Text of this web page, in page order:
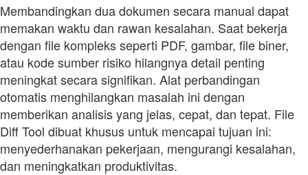
Membandingkan dua dokumen secara manual dapat
memakan waktu dan rawan kesalahan. Saat bekerja
dengan file kompleks seperti PDF, gambar, file biner,
atau kode sumber risiko hilangnya detail penting
meningkat secara signifikan. Alat perbandingan
otomatis menghilangkan masalah ini dengan
memberikan analisis yang jelas, cepat, dan tepat. File
Diff Tool dibuat khusus untuk mencapai tujuan ini:
menyederhanakan pekerjaan, mengurangi kesalahan,
dan meningkatkan produktivitas.